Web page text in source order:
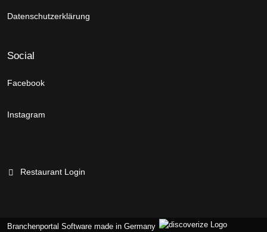
Datenschutzerklärung
Social
Facebook
Instagram
Restaurant Login
Branchenportal Software made in Germany